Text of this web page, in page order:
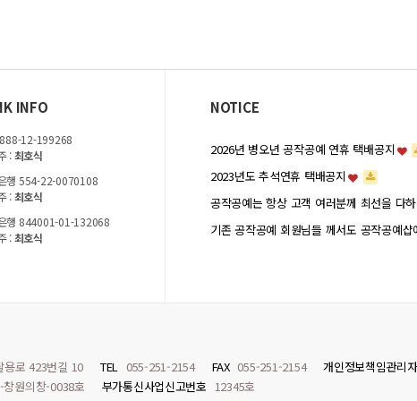
INFO
12-199268
:최호식
행 554-22-0070108
:최호식
행 844001-01-132068
:최호식
NOTICE
2026년 병오년 공작공예 연휴 택배공지
2023년도 추석연휴 택배공지
공작공예는 항상 고객 여러분께 최선을 다
기존 공작공예 회원님들 께서도 공작공예
용로 423번길 10 TEL 055-251-2154 FAX 055-251-2154 개인정보책임관리자
원의창-0038호 부가통신사업신고번호 12345호